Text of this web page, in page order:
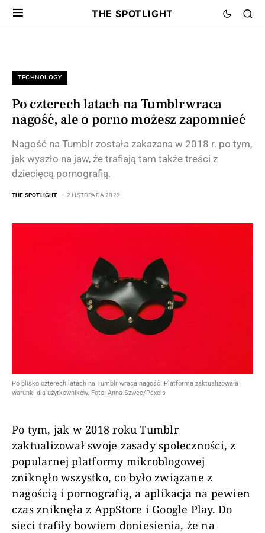
THE SPOTLIGHT
TECHNOLOGY
Po czterech latach na Tumblr wraca
nagość, ale o porno możesz zapomnieć
Nagość na Tumblr została zakazana w 2018 r. po tym,
jak wyszło na jaw, że trafiają tam także treści z
dziecięcą pornografią.
THE SPOTLIGHT 2 LISTOPADA 2022
Po blisko czterech latach na Tumblr wraca nagość. Platforma zaktualizowała
warunki dla użytkowników. Foto: Anna Szwec/Pexels
Po tym, jak w 2018 roku Tumblr
zaktualizował swoje zasady społeczności, z
popularnej platformy mikroblogowej
zniknęło wszystko, co było związane z
nagością i pornografią, a aplikacja na pewien
czas zniknęła z AppStore i Google Play. Do
sieci trafiły bowiem doniesienia, że na